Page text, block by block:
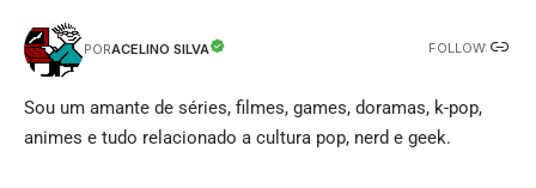
PORACELINO SILVA FOLLOW:
Sou um amante de séries, filmes, games, doramas, k-pop,
animes e tudo relacionado a cultura pop, nerd e geek.